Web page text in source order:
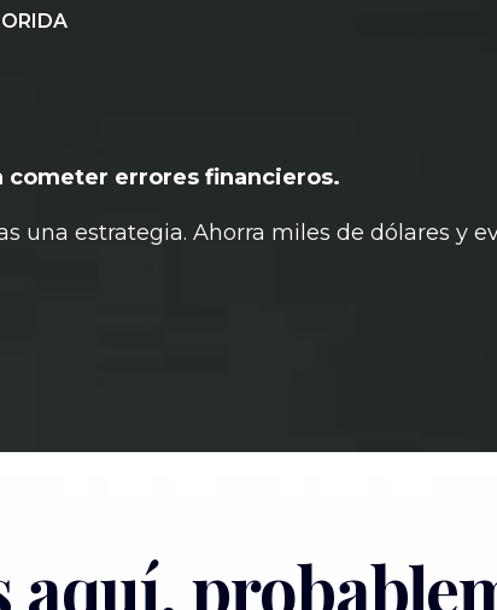
cometer errores financieros.
una estrategia. Ahorra miles de dólares y
aquí,